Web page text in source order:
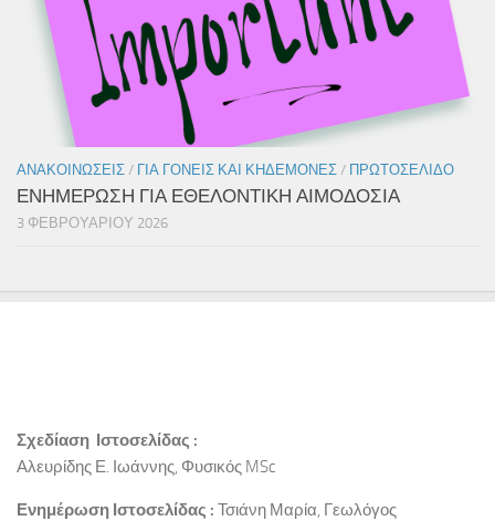
ΑΝΑΚΟΙΝΏΣΕΙΣ / ΓΙΑ ΓΟΝΕΊΣ ΚΑΙ ΚΗΔΕΜΌΝΕΣ / ΠΡΩΤΟΣΈΛΙΔΟ
ΕΝΗΜΕΡΩΣΗ ΓΙΑ ΕΘΕΛΟΝΤΙΚΗ ΑΙΜΟΔΟΣΙΑ
3 ΦΕΒΡΟΥΑΡΊΟΥ 2026
Σχεδίαση Ιστοσελίδας :
Αλευρίδης Ε. Ιωάννης, Φυσικός MSc
Ενημέρωση Ιστοσελίδας : Τσιάνη Μαρία, Γεωλόγος